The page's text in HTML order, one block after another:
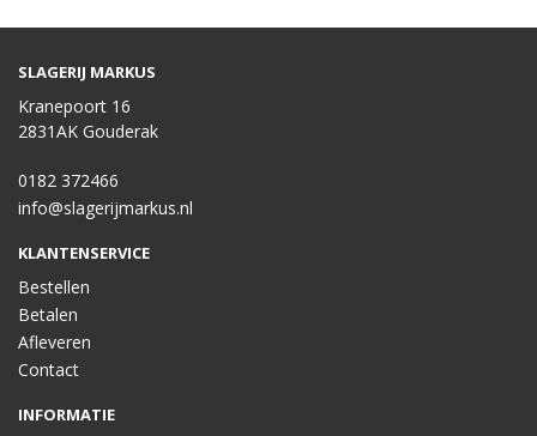
SLAGERIJ MARKUS
Kranepoort 16
2831AK Gouderak
0182 372466
info@slagerijmarkus.nl
KLANTENSERVICE
Bestellen
Betalen
Afleveren
Contact
INFORMATIE